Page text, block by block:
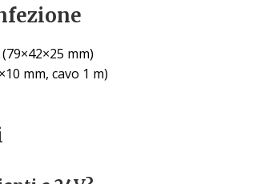
mm)
mm, cavo 1 m)